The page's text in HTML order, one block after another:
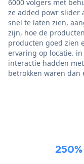
6000 volgers met
ze added powr slider
snel te laten zien,
zijn, hoe de
producten goed zien
ervaring op locatie.
interactie hadden
betrokken waren dan